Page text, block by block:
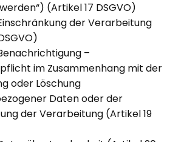
(Artikel 17 DSGVO)
der Verarbeitung
–
im Zusammenhang mit der
oder Löschung
Daten oder der
der Verarbeitung (Artikel 19